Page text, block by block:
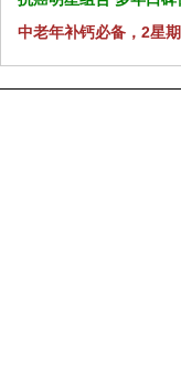
中老年补钙必备，2星